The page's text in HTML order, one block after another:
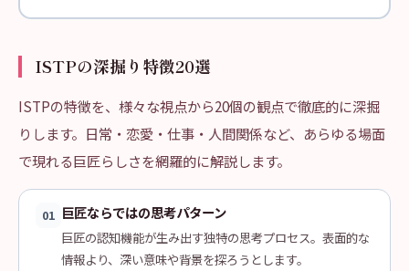
ISTPの深掘り特徴20選
ISTPの特徴を、様々な視点から20個の観点で徹底的に深掘
りします。日常・恋愛・仕事・人間関係など、あらゆる場面
で現れる巨匠らしさを網羅的に解説します。
01 巨匠ならではの思考パターン
巨匠の認知機能が生み出す独特の思考プロセス。表面的な
情報より、深い意味や背景を探ろうとします。